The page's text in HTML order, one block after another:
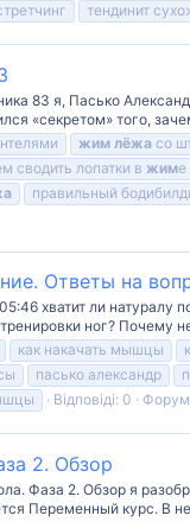
тендинит
83 я, Пасько
«секретом» того,
жим лёжа со
сводить лопатки в жиме
правильный
Ответы на
хватит ли натуралу
ног? Почему
как накачать мышцы
пасько александр
Відповіді: 0
2. Обзор
Фаза 2. Обзор я
Переменный курс. В